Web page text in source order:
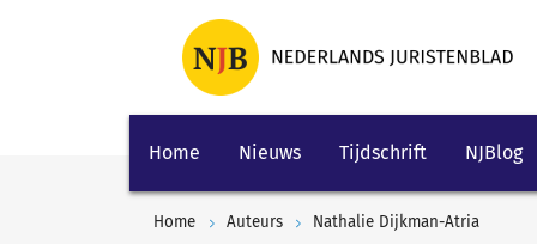
Home Nieuws Tijdschrift NJBlog
Home Auteurs Nathalie Dijkman-Atria